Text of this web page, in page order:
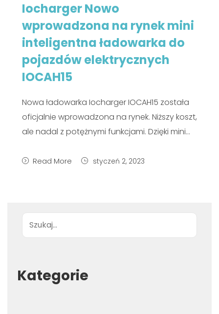
Iocharger Nowo
wprowadzona na rynek mini
inteligentna ładowarka do
pojazdów elektrycznych
IOCAH15
Nowa ładowarka Iocharger IOCAH15 została
oficjalnie wprowadzona na rynek. Niższy koszt,
ale nadal z potężnymi funkcjami. Dzięki mini...
Read More styczeń 2, 2023
Wyszukiwanie
Kategorie